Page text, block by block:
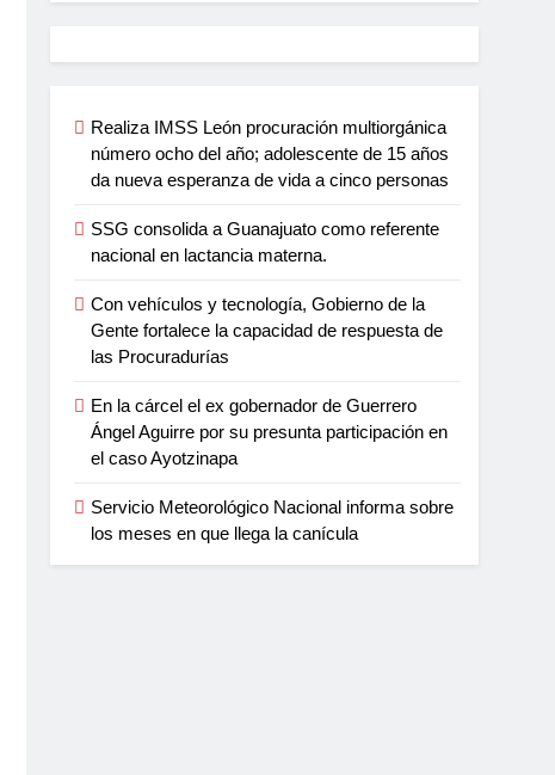
Realiza IMSS León procuración multiorgánica
número ocho del año; adolescente de 15 años
da nueva esperanza de vida a cinco personas
SSG consolida a Guanajuato como referente
nacional en lactancia materna.
Con vehículos y tecnología, Gobierno de la
Gente fortalece la capacidad de respuesta de
las Procuradurías
En la cárcel el ex gobernador de Guerrero
Ángel Aguirre por su presunta participación en
el caso Ayotzinapa
Servicio Meteorológico Nacional informa sobre
los meses en que llega la canícula